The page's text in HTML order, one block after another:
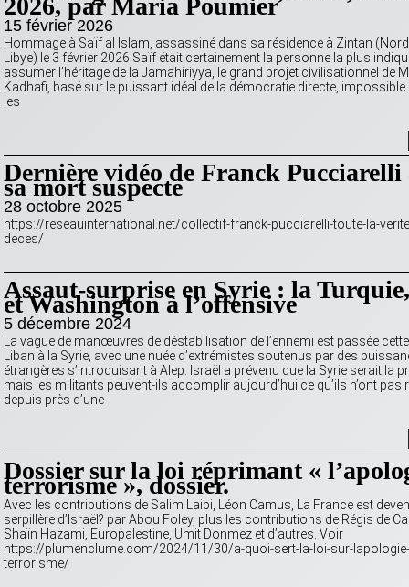
2026, par Maria Poumier
15 février 2026
Hommage à Saïf al Islam, assassiné dans sa résidence à Zintan
Libye) le 3 février 2026 Saïf était certainement la personne la plus
assumer l’héritage de la Jamahiriyya, le grand projet civilisationnel de
Kadhafi, basé sur le puissant idéal de la démocratie directe,
les
Dernière vidéo de Franck Pucciarelli
sa mort suspecte
28 octobre 2025
https://reseauinternational.net/collectif-franck-pucciarelli-toute-la-
deces/
Assaut-surprise en Syrie : la
et Washington à l’offensive
5 décembre 2024
La vague de manœuvres de déstabilisation de l’ennemi est passée
Liban à la Syrie, avec une nuée d’extrémistes soutenus par des
étrangères s’introduisant à Alep. Israël a prévenu que la Syrie serait la
mais les militants peuvent-ils accomplir aujourd’hui ce qu’ils n’ont pas
depuis près d’une
Dossier sur la loi réprimant «
terrorisme », dossier.
Avec les contributions de Salim Laibi, Léon Camus, La France est
serpillère d’Israël? par Abou Foley, plus les contributions de Régis de
Shaïn Hazami, Europalestine, Umit Donmez et d’autres. Voir
https://plumenclume.com/2024/11/30/a-quoi-sert-la-loi-sur-
terrorisme/